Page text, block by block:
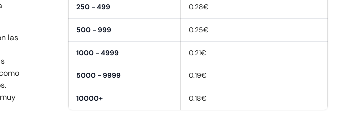
250 - 499 0.28€
500 - 999 0.25€
1000 - 4999 0.21€
5000 - 9999 0.19€
10000+ 0.18€
las